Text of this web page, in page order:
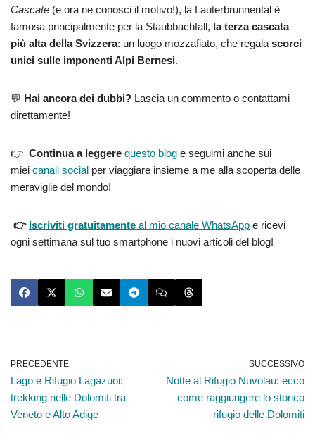
Cascate (e ora ne conosci il motivo!), la Lauterbrunnental è
famosa principalmente per la Staubbachfall, la terza cascata
più alta della Svizzera: un luogo mozzafiato, che regalascorci
unici sulle imponenti Alpi Bernesi.
💬 Hai ancora dei dubbi? Lascia un commento o contattami
direttamente!
👉 Continua a leggere questo blog e seguimi anche sui
miei canali social per viaggiare insieme a me alla scoperta delle
meraviglie del mondo!
👉 Iscriviti gratuitamente al mio canale WhatsApp e ricevi
ogni settimana sul tuo smartphone i nuovi articoli del blog!
PRECEDENTE
Lago e Rifugio Lagazuoi:
trekking nelle Dolomiti tra
Veneto e Alto Adige
SUCCESSIVO
Notte al Rifugio Nuvolau: ecco
come raggiungere lo storico
rifugio delle Dolomiti